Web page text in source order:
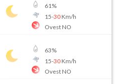
61%
15-30Km/h
Ovest NO
63%
15-30Km/h
Ovest NO